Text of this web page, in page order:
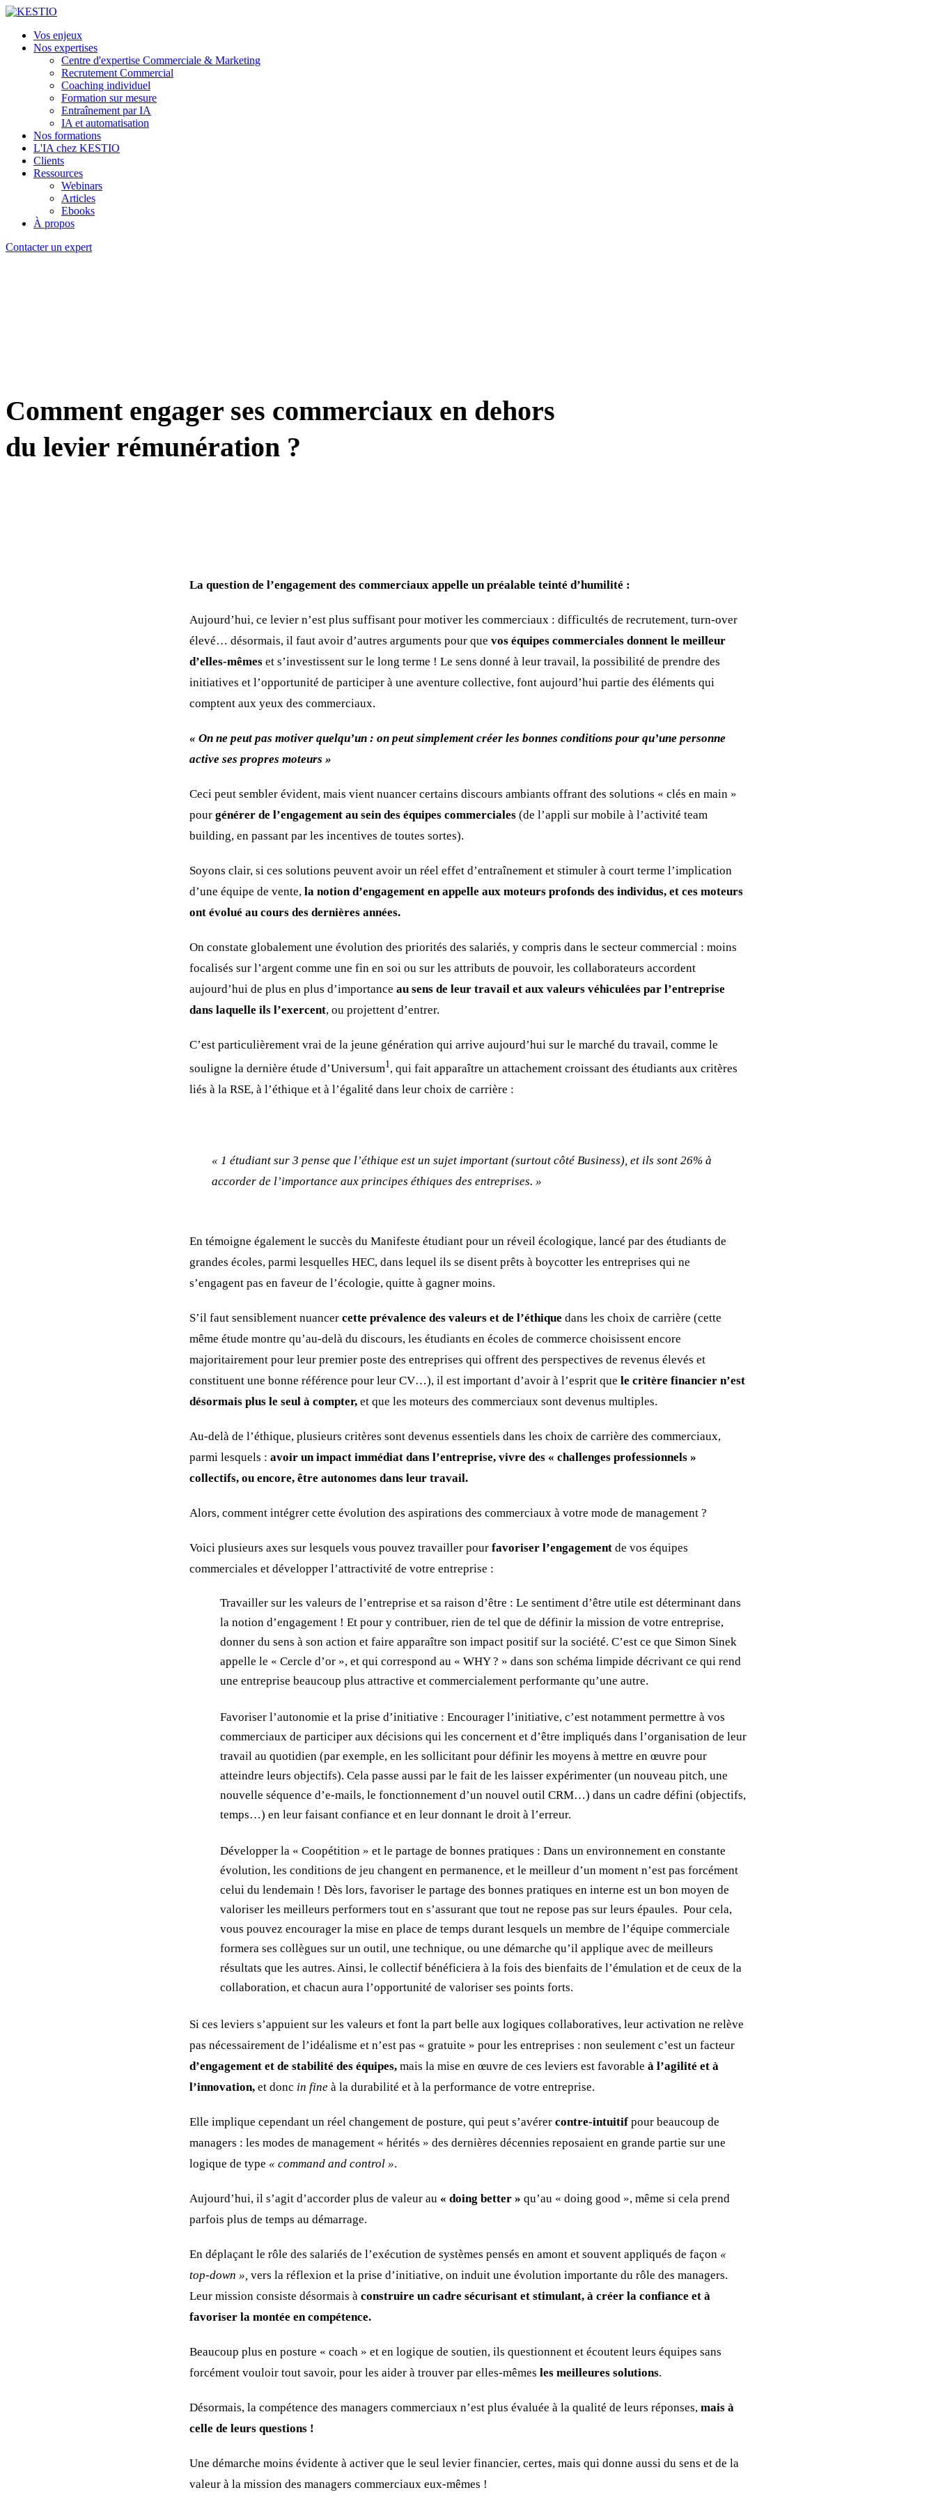
Vos enjeux
Nos expertises
Centre d'expertise Commerciale & Marketing
Recrutement Commercial
Coaching individuel
Formation sur mesure
Entraînement par IA
IA et automatisation
Nos formations
L'IA chez KESTIO
Clients
Ressources
Webinars
Articles
Ebooks
À propos
Contacter un expert
Comment engager ses commerciaux en dehors
du levier rémunération ?
La question de l’engagement des commerciaux appelle un préalable teinté d’humilité :
Aujourd’hui, ce levier n’est plus suffisant pour motiver les commerciaux : difficultés de recrutement, turn-over
élevé… désormais, il faut avoir d’autres arguments pour que vos équipes commerciales donnent le meilleur
d’elles-mêmes et s’investissent sur le long terme ! Le sens donné à leur travail, la possibilité de prendre des
initiatives et l’opportunité de participer à une aventure collective, font aujourd’hui partie des éléments qui
comptent aux yeux des commerciaux.
« On ne peut pas motiver quelqu’un : on peut simplement créer les bonnes conditions pour qu’une personne
active ses propres moteurs »
Ceci peut sembler évident, mais vient nuancer certains discours ambiants offrant des solutions « clés en main »
pour générer de l’engagement au sein des équipes commerciales (de l’appli sur mobile à l’activité team
building, en passant par les incentives de toutes sortes).
Soyons clair, si ces solutions peuvent avoir un réel effet d’entraînement et stimuler à court terme l’implication
d’une équipe de vente, la notion d’engagement en appelle aux moteurs profonds des individus, et ces moteurs
ont évolué au cours des dernières années.
On constate globalement une évolution des priorités des salariés, y compris dans le secteur commercial : moins
focalisés sur l’argent comme une fin en soi ou sur les attributs de pouvoir, les collaborateurs accordent
aujourd’hui de plus en plus d’importance au sens de leur travail et aux valeurs véhiculées par l’entreprise
dans laquelle ils l’exercent, ou projettent d’entrer.
C’est particulièrement vrai de la jeune génération qui arrive aujourd’hui sur le marché du travail, comme le
souligne la dernière étude d’Universum1 , qui fait apparaître un attachement croissant des étudiants aux critères
liés à la RSE, à l’éthique et à l’égalité dans leur choix de carrière :
« 1 étudiant sur 3 pense que l’éthique est un sujet important (surtout côté Business), et ils sont 26% à
accorder de l’importance aux principes éthiques des entreprises. »
En témoigne également le succès du Manifeste étudiant pour un réveil écologique, lancé par des étudiants de
grandes écoles, parmi lesquelles HEC, dans lequel ils se disent prêts à boycotter les entreprises qui ne
s’engagent pas en faveur de l’écologie, quitte à gagner moins.
S’il faut sensiblement nuancer cette prévalence des valeurs et de l’éthique dans les choix de carrière (cette
même étude montre qu’au-delà du discours, les étudiants en écoles de commerce choisissent encore
majoritairement pour leur premier poste des entreprises qui offrent des perspectives de revenus élevés et
constituent une bonne référence pour leur CV…), il est important d’avoir à l’esprit que le critère financier n’est
désormais plus le seul à compter, et que les moteurs des commerciaux sont devenus multiples.
Au-delà de l’éthique, plusieurs critères sont devenus essentiels dans les choix de carrière des commerciaux,
parmi lesquels : avoir un impact immédiat dans l’entreprise, vivre des « challenges professionnels »
collectifs, ou encore, être autonomes dans leur travail.
Alors, comment intégrer cette évolution des aspirations des commerciaux à votre mode de management ?
Voici plusieurs axes sur lesquels vous pouvez travailler pour favoriser l’engagement de vos équipes
commerciales et développer l’attractivité de votre entreprise :
Travailler sur les valeurs de l’entreprise et sa raison d’être : Le sentiment d’être utile est déterminant dans
la notion d’engagement ! Et pour y contribuer, rien de tel que de définir la mission de votre entreprise,
donner du sens à son action et faire apparaître son impact positif sur la société. C’est ce que Simon Sinek
appelle le « Cercle d’or », et qui correspond au « WHY ? » dans son schéma limpide décrivant ce qui rend
une entreprise beaucoup plus attractive et commercialement performante qu’une autre.
Favoriser l’autonomie et la prise d’initiative : Encourager l’initiative, c’est notamment permettre à vos
commerciaux de participer aux décisions qui les concernent et d’être impliqués dans l’organisation de leur
travail au quotidien (par exemple, en les sollicitant pour définir les moyens à mettre en œuvre pour
atteindre leurs objectifs). Cela passe aussi par le fait de les laisser expérimenter (un nouveau pitch, une
nouvelle séquence d’e-mails, le fonctionnement d’un nouvel outil CRM…) dans un cadre défini (objectifs,
temps…) en leur faisant confiance et en leur donnant le droit à l’erreur.
Développer la « Coopétition » et le partage de bonnes pratiques : Dans un environnement en constante
évolution, les conditions de jeu changent en permanence, et le meilleur d’un moment n’est pas forcément
celui du lendemain ! Dès lors, favoriser le partage des bonnes pratiques en interne est un bon moyen de
valoriser les meilleurs performers tout en s’assurant que tout ne repose pas sur leurs épaules. Pour cela,
vous pouvez encourager la mise en place de temps durant lesquels un membre de l’équipe commerciale
formera ses collègues sur un outil, une technique, ou une démarche qu’il applique avec de meilleurs
résultats que les autres. Ainsi, le collectif bénéficiera à la fois des bienfaits de l’émulation et de ceux de la
collaboration, et chacun aura l’opportunité de valoriser ses points forts.
Si ces leviers s’appuient sur les valeurs et font la part belle aux logiques collaboratives, leur activation ne relève
pas nécessairement de l’idéalisme et n’est pas « gratuite » pour les entreprises : non seulement c’est un facteur
d’engagement et de stabilité des équipes, mais la mise en œuvre de ces leviers est favorable à l’agilité et à
l’innovation, et donc in fine à la durabilité et à la performance de votre entreprise.
Elle implique cependant un réel changement de posture, qui peut s’avérer contre-intuitif pour beaucoup de
managers : les modes de management « hérités » des dernières décennies reposaient en grande partie sur une
logique de type « command and control ».
Aujourd’hui, il s’agit d’accorder plus de valeur au « doing better » qu’au « doing good », même si cela prend
parfois plus de temps au démarrage.
En déplaçant le rôle des salariés de l’exécution de systèmes pensés en amont et souvent appliqués de façon «
top-down », vers la réflexion et la prise d’initiative, on induit une évolution importante du rôle des managers.
Leur mission consiste désormais à construire un cadre sécurisant et stimulant, à créer la confiance et à
favoriser la montée en compétence.
Beaucoup plus en posture « coach » et en logique de soutien, ils questionnent et écoutent leurs équipes sans
forcément vouloir tout savoir, pour les aider à trouver par elles-mêmes les meilleures solutions.
Désormais, la compétence des managers commerciaux n’est plus évaluée à la qualité de leurs réponses, mais à
celle de leurs questions !
Une démarche moins évidente à activer que le seul levier financier, certes, mais qui donne aussi du sens et de la
valeur à la mission des managers commerciaux eux-mêmes !